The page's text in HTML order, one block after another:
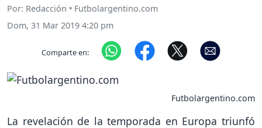
Por: Redacción • Futbolargentino.com
Dom, 31 Mar 2019 4:20 pm
Comparte en:
Futbolargentino.com
La revelación de la temporada en Europa triunfó